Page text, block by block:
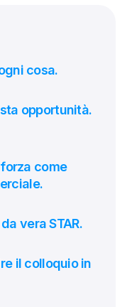
cosa.
opportunità.
come
vera STAR.
il colloquio in